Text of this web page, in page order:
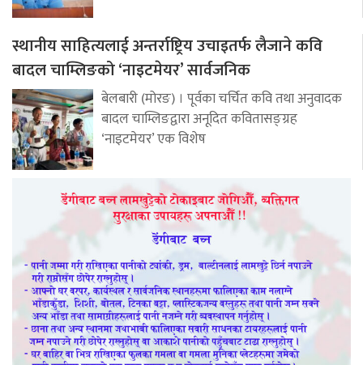
स्थानीय साहित्यलाई अन्तर्राष्ट्रिय उचाइतर्फ लैजाने कवि
बादल चाम्लिङको ‘नाइटमेयर’ सार्वजनिक
बेलबारी (मोरङ) । पूर्वका चर्चित कवि तथा अनुवादक
बादल चाम्लिङद्वारा अनूदित कवितासङ्ग्रह
‘नाइटमेयर’ एक विशेष